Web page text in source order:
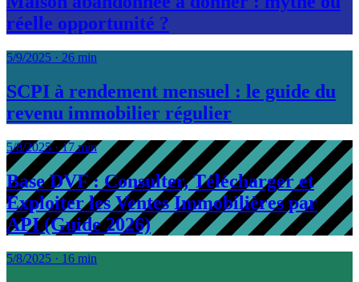
réelle opportunité ?
5/9/2025 · 26 min
SCPI à rendement mensuel : le guide du
revenu immobilier régulier
5/8/2025 · 17 min
Base DVF : Consulter, Télécharger et
Exploiter les Ventes Immobilières par
API (Guide 2026)
5/8/2025 · 16 min